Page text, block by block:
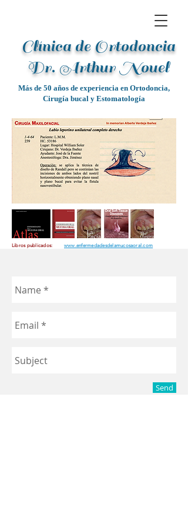
Clínica de Ortodoncia
Dr. Arthur Nouel
Más de 50 años de experiencia en Ortodoncia,
Cirugía bucal y Estomatología
Libros publicados: www.enfermedadesdelamucosaoral.com
Send